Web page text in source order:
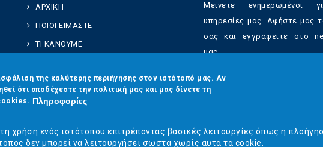
ΑΡΧΙΚΗ
ΠΟΙΟΙ ΕΙΜΑΣΤΕ
ΤΙ ΚΑΝΟΥΜΕ
ΟΙ ΔΡΑΣΕΙΣ ΜΑΣ
ΕΠΙΚΟΙΝΩΝΙΑ
Μείνετε ενημερωμένοι
υπηρεσίες μας. Αφήστε μας
σας και εγγραφείτε στο
μας.
Έχετε τη δυνατότητα
από τα newsletters μας
Email*
της καλύτερης περιήγησης στον ιστότοπό μας. Αν
ότι αποδέχεστε την πολιτική μας και μας δίνετε τη
Πληροφορίες
χρήση ενός ιστότοπου επιτρέποντας βασικές λειτουργίες όπως η
δεν μπορεί να λειτουργήσει σωστά χωρίς αυτά τα cookie.